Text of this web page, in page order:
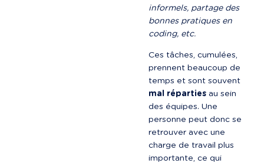
informels, partage des
bonnes pratiques en
coding, etc.
Ces tâches, cumulées,
prennent beaucoup de
temps et sont souvent
mal réparties au sein
des équipes. Une
personne peut donc se
retrouver avec une
charge de travail plus
importante, ce qui